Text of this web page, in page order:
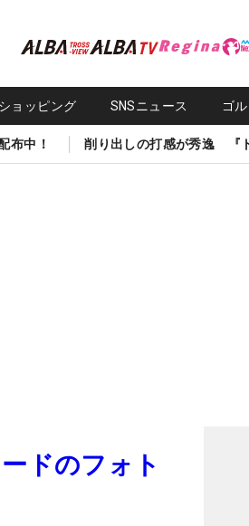
ショッピング SNSニュース ゴ
布中！ 削り出しの打感が秀逸 『
ドのフォト